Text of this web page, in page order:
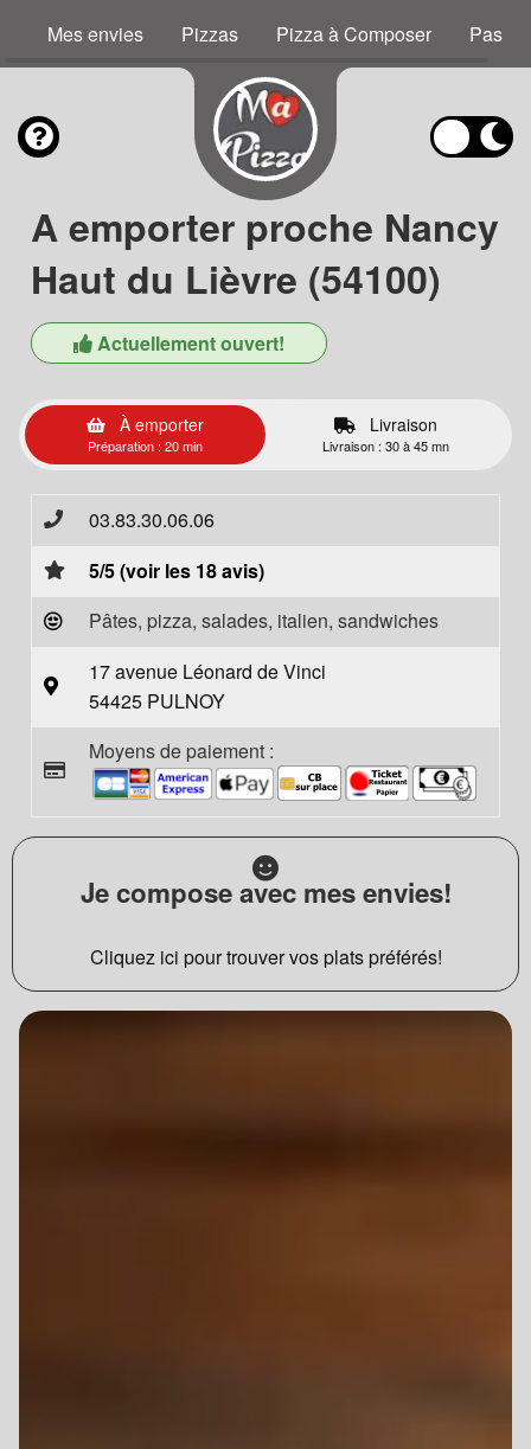
Mes envies Pizzas Pizza à Composer Pastas
A emporter proche Nancy
Haut du Lièvre (54100)
Actuellement ouvert!
À emporter
Préparation : 20 min
Livraison
Livraison : 30 à 45 mn
03.83.30.06.06
5/5 (voir les 18 avis)
Pâtes, pizza, salades, italien, sandwiches
17 avenue Léonard de Vinci
54425 PULNOY
Moyens de paiement :
Je compose avec mes envies!
Cliquez ici pour trouver vos plats préférés!